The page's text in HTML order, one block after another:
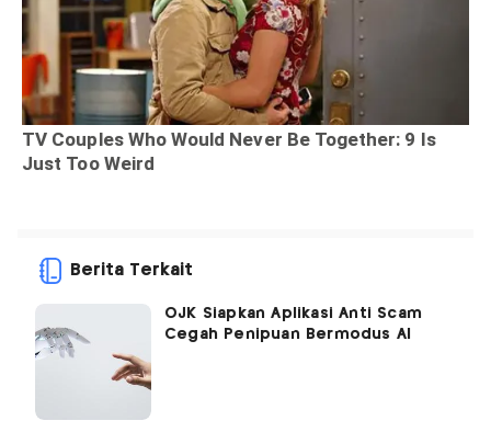
Berita Terkait
OJK Siapkan Aplikasi Anti Scam
Cegah Penipuan Bermodus AI